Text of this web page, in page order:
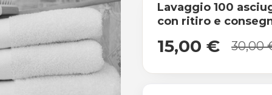
Lavaggio 100
con ritiro e
15,00 € 30,00